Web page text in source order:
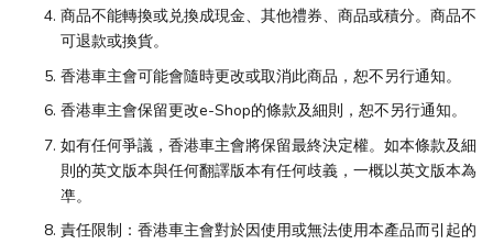
商品不能轉換或兑換成現金、其他禮券、商品或積分。商品不
可退款或換貨。
香港車主會可能會隨時更改或取消此商品，恕不另行通知。
香港車主會保留更改e-Shop的條款及細則，恕不另行通知。
如有任何爭議，香港車主會將保留最終決定權。如本條款及細
則的英文版本與任何翻譯版本有任何歧義，一概以英文版本為
凖。
責任限制：香港車主會對於因使用或無法使用本產品而引起的